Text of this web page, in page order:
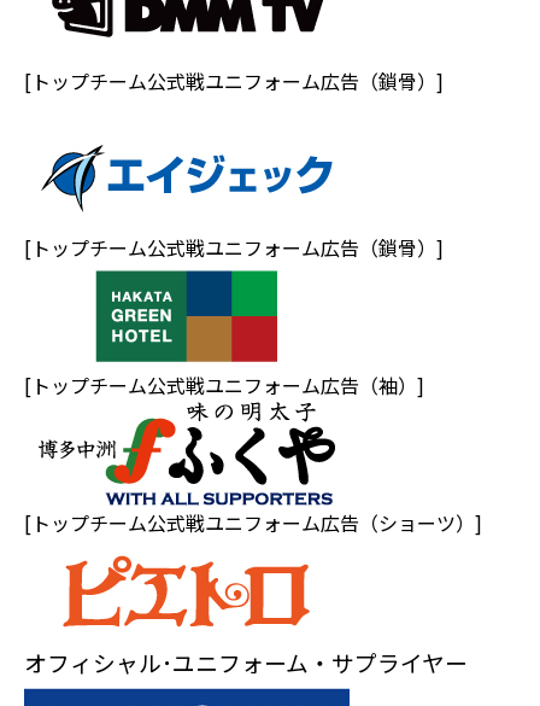
[トップチーム公式戦ユニフォーム広告（鎖骨）]
[トップチーム公式戦ユニフォーム広告（鎖骨）]
[トップチーム公式戦ユニフォーム広告（袖）]
[トップチーム公式戦ユニフォーム広告（ショーツ）]
オフィシャル･ユニフォーム・サプライヤー